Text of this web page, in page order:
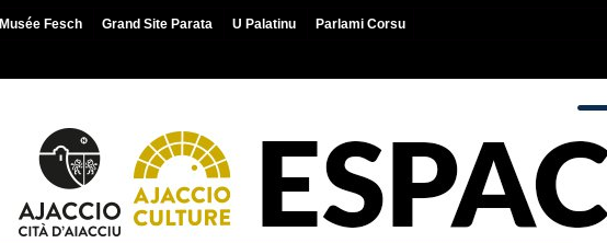
Musée Fesch Grand Site Parata U Palatinu Parlami Corsu